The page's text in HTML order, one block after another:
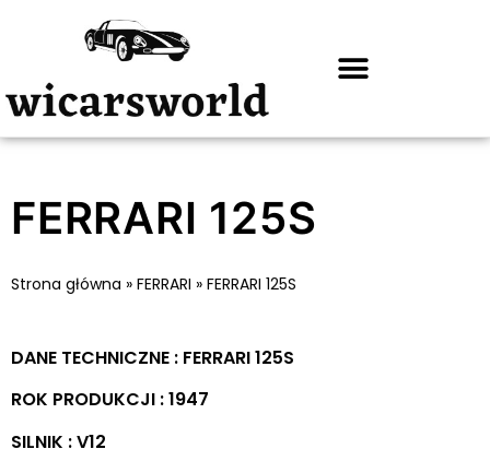
FERRARI 125S
Strona główna » FERRARI » FERRARI 125S
DANE TECHNICZNE : FERRARI 125S
ROK PRODUKCJI : 1947
SILNIK : V12